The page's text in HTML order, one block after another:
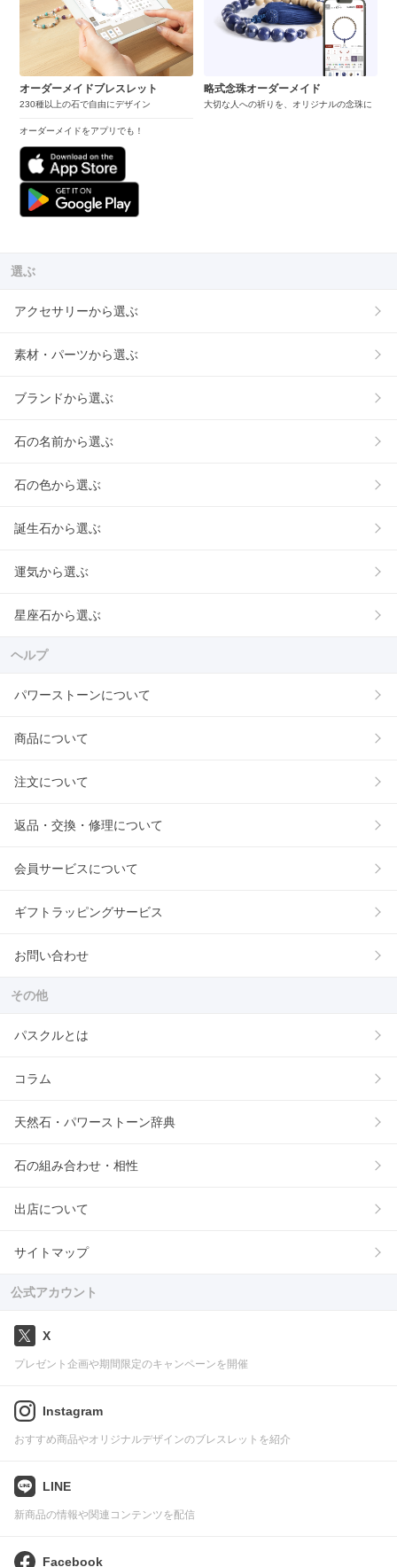
オーダーメイドブレスレット
230種以上の石で自由にデザイン
オーダーメイドをアプリでも！
略式念珠オーダーメイド
大切な人への祈りを、オリジナルの念珠に
選ぶ
アクセサリーから選ぶ
素材・パーツから選ぶ
ブランドから選ぶ
石の名前から選ぶ
石の色から選ぶ
誕生石から選ぶ
運気から選ぶ
星座石から選ぶ
ヘルプ
パワーストーンについて
商品について
注文について
返品・交換・修理について
会員サービスについて
ギフトラッピングサービス
お問い合わせ
その他
パスクルとは
コラム
天然石・パワーストーン辞典
石の組み合わせ・相性
出店について
サイトマップ
公式アカウント
X
プレゼント企画や期間限定のキャンペーンを開催
Instagram
おすすめ商品やオリジナルデザインのブレスレットを紹介
LINE
新商品の情報や関連コンテンツを配信
Facebook